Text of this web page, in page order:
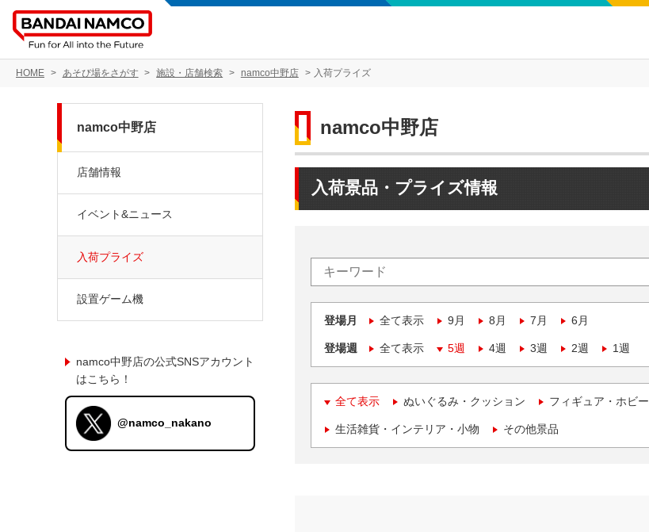
HOME あそび場をさがす 施設・店舗検索 namco中野店 入荷プライズ
namco中野店
入荷景品・プライズ情報
登場月 全て表示 9月 8月 7月 6月
登場週 全て表示 5週 4週 3週 2週 1週
全て表示 ぬいぐるみ・クッション フィギュア・ホビー
生活雑貨・インテリア・小物 その他景品
namco中野店
店舗情報
イベント&ニュース
入荷プライズ
設置ゲーム機
namco中野店の公式SNSアカウント
はこちら！
@namco_nakano